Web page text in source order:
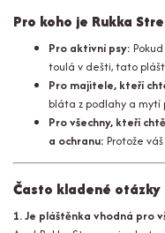
Pro koho je Rukka
Pro aktivní psy:
toulá v dešti, tato
Pro majitele, kteří
bláta z podlahy a mytí
Pro všechny, kteří
a ochranu: Protože
Často kladené otázky
1. Je pláštěnka vhodná pro